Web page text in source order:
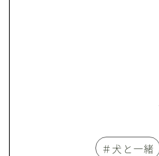
＃犬と一緒